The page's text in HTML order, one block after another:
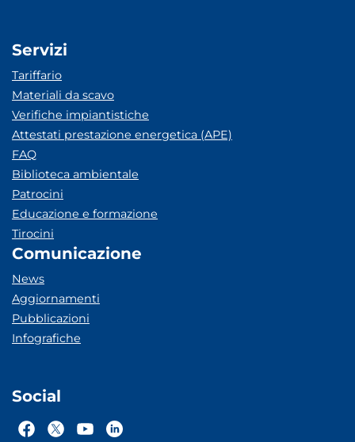
Servizi
Tariffario
Materiali da scavo
Verifiche impiantistiche
Attestati prestazione energetica (APE)
FAQ
Biblioteca ambientale
Patrocini
Educazione e formazione
Tirocini
Comunicazione
News
Aggiornamenti
Pubblicazioni
Infografiche
Social